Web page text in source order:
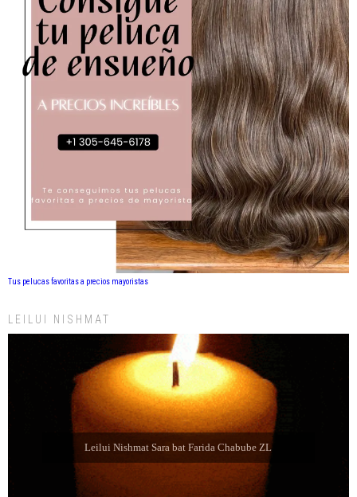
Tus pelucas favoritas a precios mayoristas
LEILUI NISHMAT
Leilui Nishmat Refael Shelomo ben Latife Selem ZL